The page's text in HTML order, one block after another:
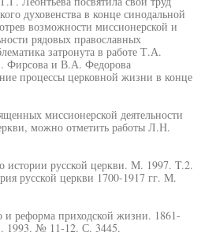
духовенства в конце синодальной
возможности миссионерской и
рядовых православных
затронута в работе Т.А.
Фирсова и В.А. Федорова
процессы церковной жизни в конце
миссионерской деятельности
можно отметить работы Л.Н.
русской церкви. М. 1997. T.2.
русской церкви 1700-1917 гг. М.
и реформа приходской жизни. 1861-
1993. № 11-12. С. 3445.